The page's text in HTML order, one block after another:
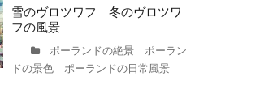
雪のヴロツワフ 冬のヴロツワ
フの風景
ポーランドの絶景 ポーラン
ドの景色 ポーランドの日常風景